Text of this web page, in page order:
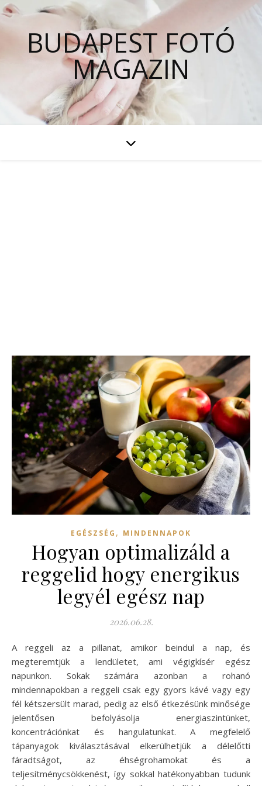
BUDAPEST FOTÓ
MAGAZIN
EGÉSZSÉG , MINDENNAPOK
Hogyan optimalizáld a
reggelid hogy energikus
legyél egész nap
2026.06.28.
A reggeli az a pillanat, amikor beindul a nap, és
megteremtjük a lendületet, ami végigkísér egész
napunkon. Sokak számára azonban a rohanó
mindennapokban a reggeli csak egy gyors kávé vagy egy
fél kétszersült marad, pedig az első étkezésünk minősége
jelentősen befolyásolja energiaszintünket,
koncentrációnkat és hangulatunkat. A megfelelő
tápanyagok kiválasztásával elkerülhetjük a délelőtti
fáradtságot, az éhségrohamokat és a
teljesítménycsökkenést, így sokkal hatékonyabban tudunk